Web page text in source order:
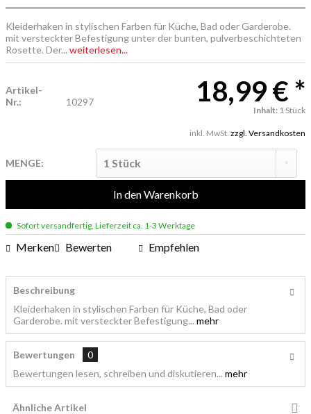
Kleiderhaken in stylischen Farben für Küche, Bad oder Garderobe.
mit versteckter Befestigung unter der bunten, pulverbeschichteten
Rosette. Der... weiterlesen...
Artikel-
Nr.:
10297 18,99 € *
Inhalt: 1 Stück
inkl. MwSt. zzgl. Versandkosten
MENGE:
In denWarenkorb
Sofort versandfertig, Lieferzeit ca. 1-3 Werktage
Merken Bewerten Empfehlen
Beschreibung
Kleiderhaken in stylischen Farben für Küche, Bad oder
Garderobe. mit versteckter Befestigung... mehr
Bewertungen
0
Bewertungen lesen, schreiben und diskutieren... mehr
Ähnliche Artikel